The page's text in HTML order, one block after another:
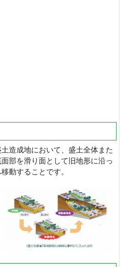
造成地において、盛土全体また
部を滑り面として旧地形に沿っ
動することです。